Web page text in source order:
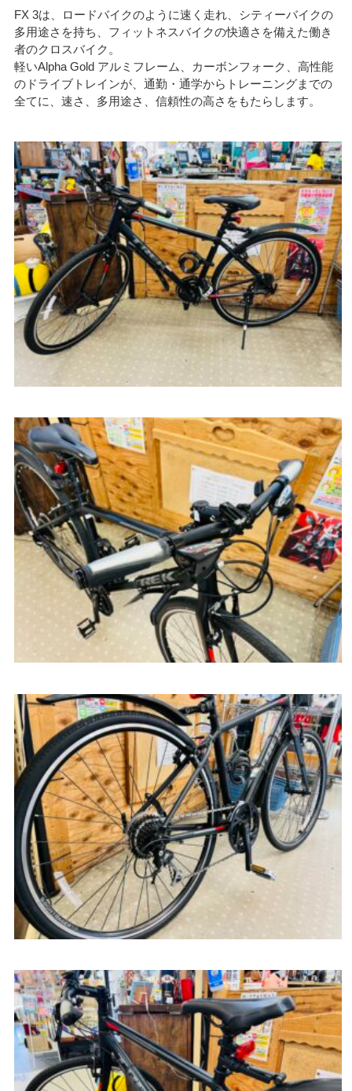
FX 3は、ロードバイクのように速く走れ、シティーバイクの
多用途さを持ち、フィットネスバイクの快適さを備えた働き
者のクロスバイク。
軽いAlpha Gold アルミフレーム、カーボンフォーク、高性能
のドライブトレインが、通勤・通学からトレーニングまでの
全てに、速さ、多用途さ、信頼性の高さをもたらします。